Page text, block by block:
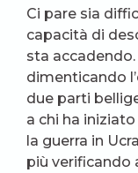
Ci pare sia
capacità di
sta
dimenticando
due parti
a chi ha
la guerra in
più verificando